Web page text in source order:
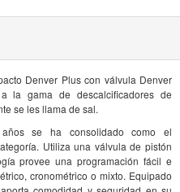
Denver Plus con válvula Denver
la gama de descalcificadores de
se les llama de sal.
se ha consolidado como el
Utiliza una válvula de pistón
provee una programación fácil e
cronométrico o mixto. Equipado